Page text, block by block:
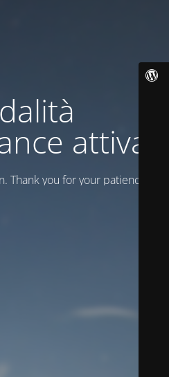
attiva
Thank you for your patience!